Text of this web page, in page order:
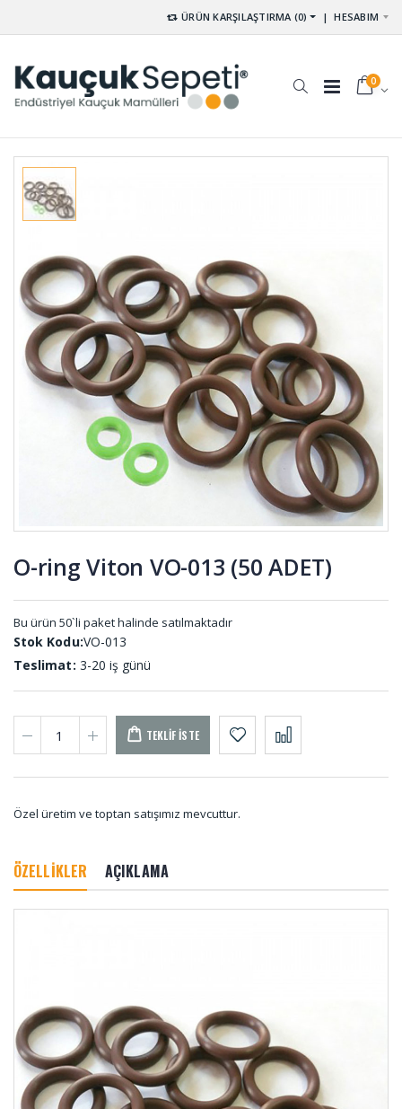
ÜRÜN KARŞILAŞTIRMA (0) |HESABIM
0
O-ring Viton VO-013 (50 ADET)
Bu ürün 50`li paket halinde satılmaktadır
Stok Kodu:VO-013
Teslimat: 3-20 iş günü
TEKLIF İSTE
Özel üretim ve toptan satışımız mevcuttur.
ÖZELLİKLER AÇIKLAMA
Membran
Lastikleri
MEL-001
Silikon OS-
001 (50
METRE)
Kablo Geçit
Lastikleri
GE-001 (20
ADET)
Tutamak
Elcik Lastiği
TU-001
Kendinden